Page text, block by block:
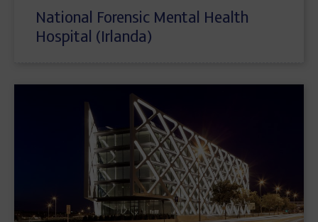
National Forensic Mental Health
Hospital (Irlanda)